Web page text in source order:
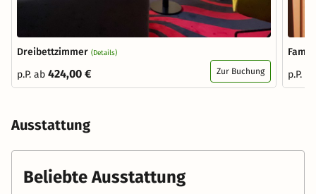
Dreibettzimmer (Details)
p.P. ab 424,00 € Zur Buchung
p.P.
Ausstattung
Beliebte Ausstattung